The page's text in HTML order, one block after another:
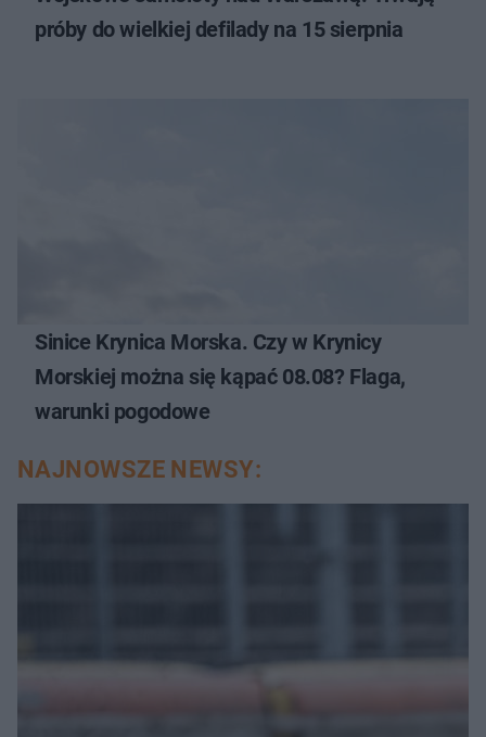
próby do wielkiej defilady na 15 sierpnia
Sinice Krynica Morska. Czy w Krynicy
Morskiej można się kąpać 08.08? Flaga,
warunki pogodowe
NAJNOWSZE NEWSY: